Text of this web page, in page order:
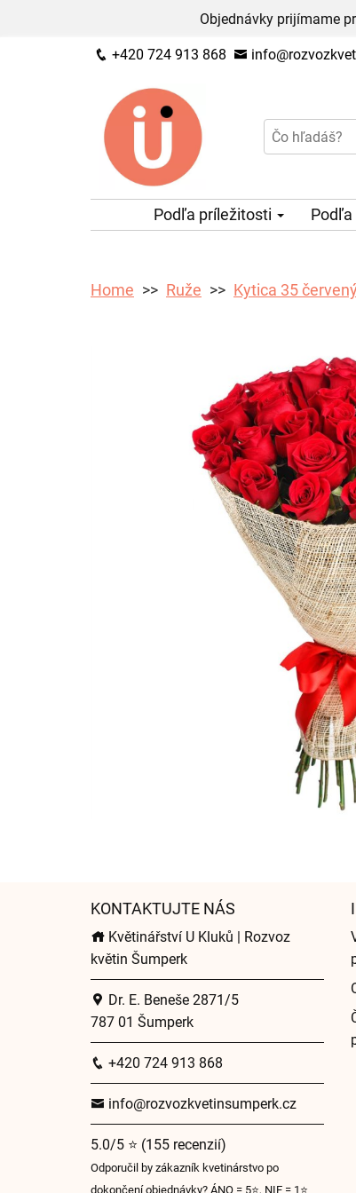
Objednávky prijímame
+420 724 913 868
Podľa príležitosti Podľa
Home Ruže Kytica 35
KONTAKTUJTE NÁS
Květinářství U Kluků | Rozvoz
květin Šumperk
Dr. E. Beneše 2871/5
787 01 Šumperk
+420 724 913 868
info@rozvozkvetinsumperk.cz
5.0/5 ⭐ (155 recenzií)
Odporučil by zákazník kvetinárstvo po
dokončení objednávky? ÁNO = 5⭐, NIE = 1⭐